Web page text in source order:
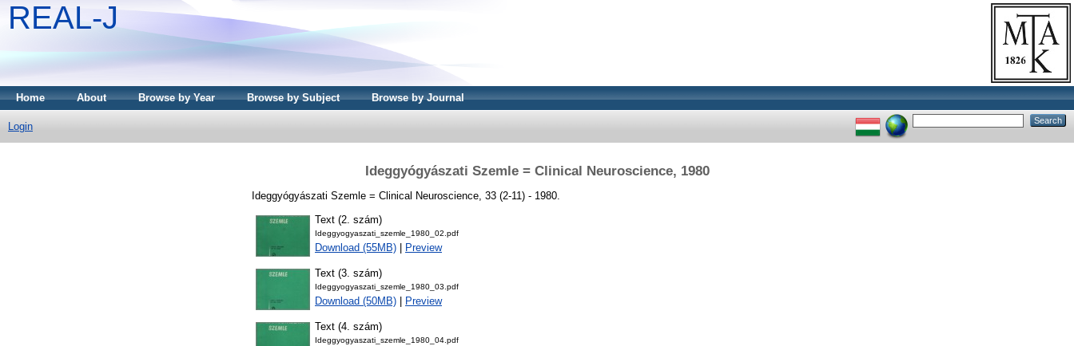
REAL-J
Home About Browse by Year Browse by Subject Browse by Journal
Login
Ideggyógyászati Szemle = Clinical Neuroscience, 1980
Ideggyógyászati Szemle = Clinical Neuroscience, 33 (2-11) - 1980.
Text (2. szám)
Ideggyogyaszati_szemle_1980_02.pdf
Download (55MB) Preview
Text (3. szám)
Ideggyogyaszati_szemle_1980_03.pdf
Download (50MB) Preview
Text (4. szám)
Ideggyogyaszati_szemle_1980_04.pdf